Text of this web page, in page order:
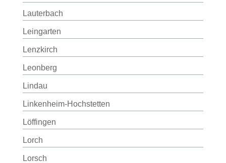
Lauterbach
Leingarten
Lenzkirch
Leonberg
Lindau
Linkenheim-Hochstetten
Löffingen
Lorch
Lorsch